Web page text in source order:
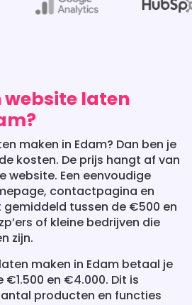
website laten
maken in Edam? Dan ben je
kosten. De prijs hangt af van
website. Een eenvoudige
contactpagina en
tussen de €500 en
of kleine bedrijven die
zijn.
maken in Edam betaal je
en €4.000. Dit is
producten en functies